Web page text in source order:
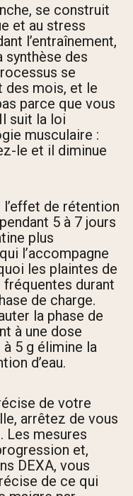
se construit
et au stress
l’entraînement,
synthèse des
se
des mois, et le
parce que vous
suit la loi
musculaire :
le et il diminue
de rétention
5 à 7 jours
plus
l’accompagne
les plaintes de
durant
de charge.
la phase de
à une dose
à 5 g élimine la
d’eau.
de votre
arrêtez de vous
Les mesures
et,
DEXA, vous
de ce qui